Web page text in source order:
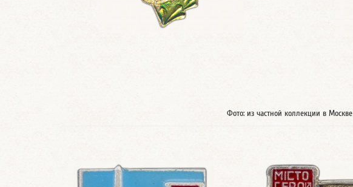
Фото: из частной коллекции в Москве